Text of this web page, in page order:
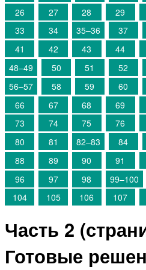
26
27 28 29
33
34 35–36 37
41
42 43 44
48–49
50 51 52
56–57
58 59 60
66
67 68 69
73
74 75 76
80
81 82–83 84
88
89 90 91
96
97 98 99–100
104
105 106 107
Часть 2
Готовые